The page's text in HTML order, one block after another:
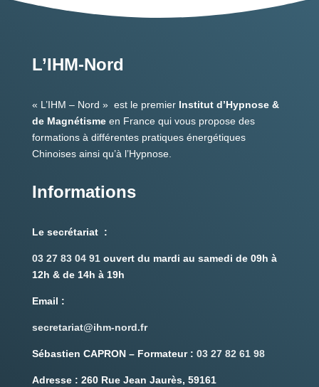
L’IHM-Nord
« L’IHM – Nord » est le premier Institut d’Hypnose &
de Magnétismeen France qui vous propose des
formations à différentes pratiques énergétiques
Chinoises ainsi qu’à l’Hypnose.
Informations
Le secrétariat :
03 27 83 04 91 ouvert du mardi au samedi de 09h à
12h & de 14h à 19h
Email :
secretariat@ihm-nord.fr
Sébastien CAPRON – Formateur : 03 27 82 61 98
Adresse : 260 Rue Jean Jaurès, 59161